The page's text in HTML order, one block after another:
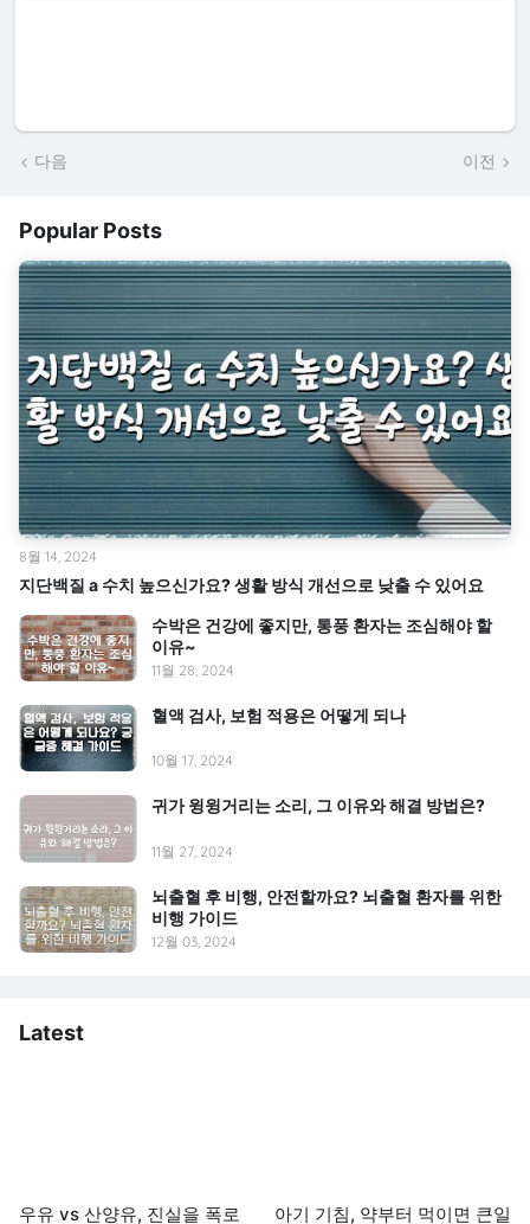
다음 이전
Popular Posts
지단백질 a 수치 높으신가요? 생활 방식 개선으로 낮출 수 있어요
8월 14, 2024
수박은 건강에 좋지만, 통풍 환자는 조심해야 할
이유~
11월 28, 2024
혈액 검사, 보험 적용은 어떻게 되나
10월 17, 2024
귀가 윙윙거리는 소리, 그 이유와 해결 방법은?
11월 27, 2024
뇌출혈 후 비행, 안전할까요? 뇌출혈 환자를 위한
비행 가이드
12월 03, 2024
Latest
우유 vs 산양유, 진실을 폭로 아기 기침, 약부터 먹이면 큰일